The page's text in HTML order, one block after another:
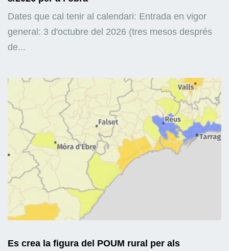
Dates que cal tenir al calendari: Entrada en vigor
general: 3 d'octubre del 2026 (tres mesos després
de...
Es crea la figura del POUM rural per als